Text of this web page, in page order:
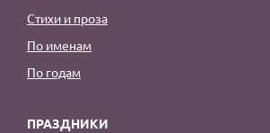
Стихи и проза
По именам
По годам
ПРАЗДНИКИ